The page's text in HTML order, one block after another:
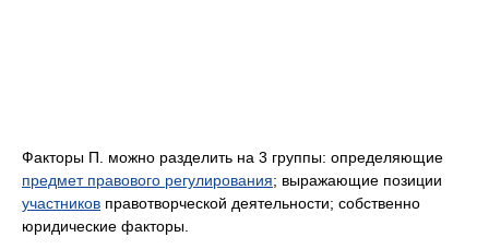
Факторы П. можно разделить на 3 группы: определяющие
предмет правового регулирования; выражающие позиции
участников правотворческой деятельности; собственно
юридические факторы.